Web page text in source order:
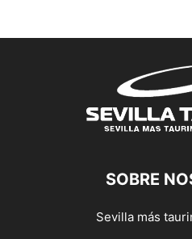
SOBRE
Sevilla más